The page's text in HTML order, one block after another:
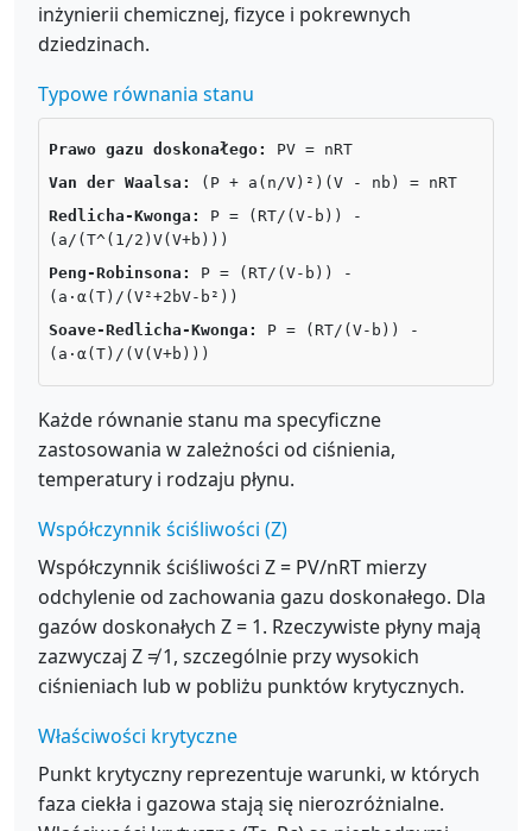
inżynierii chemicznej, fizyce i pokrewnych
dziedzinach.
Typowe równania stanu
Prawo gazu doskonałego:
PV = nRT
Van der Waalsa:
(P + a(n/V)²)(V - nb) = nRT
Redlicha-Kwonga:
P = (RT/(V-b)) -
(a/(T^(1/2)V(V+b)))
Peng-Robinsona:
P = (RT/(V-b)) -
(a·α(T)/(V²+2bV-b²))
Soave-Redlicha-Kwonga:
P = (RT/(V-b)) -
(a·α(T)/(V(V+b)))
Każde równanie stanu ma specyficzne
zastosowania w zależności od ciśnienia,
temperatury i rodzaju płynu.
Współczynnik ściśliwości (Z)
Współczynnik ściśliwości Z = PV/nRT mierzy
odchylenie od zachowania gazu doskonałego. Dla
gazów doskonałych Z = 1. Rzeczywiste płyny mają
zazwyczaj Z ≠ 1, szczególnie przy wysokich
ciśnieniach lub w pobliżu punktów krytycznych.
Właściwości krytyczne
Punkt krytyczny reprezentuje warunki, w których
faza ciekła i gazowa stają się nierozróżnialne.